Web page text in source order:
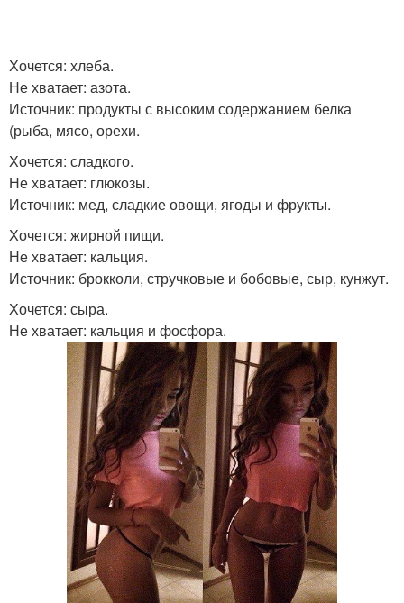
Хочется: хлеба.
Не хватает: азота.
Источник: продукты с высоким содержанием белка
(рыба, мясо, орехи.
Хочется: сладкого.
Не хватает: глюкозы.
Источник: мед, сладкие овощи, ягоды и фрукты.
Хочется: жирной пищи.
Не хватает: кальция.
Источник: брокколи, стручковые и бобовые, сыр, кунжут.
Хочется: сыра.
Не хватает: кальция и фосфора.